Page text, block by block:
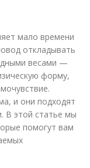
мало времени
откладывать
весами —
форму,
и они подходят
В этой статье мы
помогут вам